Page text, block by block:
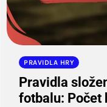
PRAVIDLA HRY
Pravidla
fotbalu: Počet